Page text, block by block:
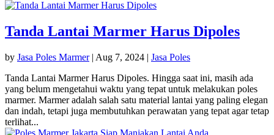
Tanda Lantai Marmer Harus Dipoles
by Jasa Poles Marmer| Aug 7, 2024 | Jasa Poles
Tanda Lantai Marmer Harus Dipoles. Hingga saat ini, masih ada
yang belum mengetahui waktu yang tepat untuk melakukan poles
marmer. Marmer adalah salah satu material lantai yang paling elegan
dan indah, tetapi juga membutuhkan perawatan yang tepat agar tetap
terlihat...